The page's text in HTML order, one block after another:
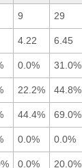
9 29
4.22 6.45
0.0% 31.0%
22.2% 44.8%
44.4% 69.0%
0.0% 0.0%
0.0% 20.0%